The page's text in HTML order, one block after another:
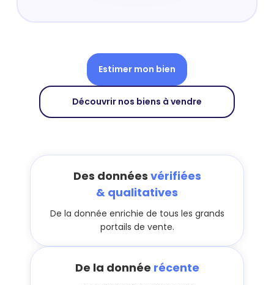
Estimer mon bien
Découvrir nos biens à vendre
Des données vérifiées
& qualitatives
De la donnée enrichie de tous les grands
portails de vente.
De la donnée récente